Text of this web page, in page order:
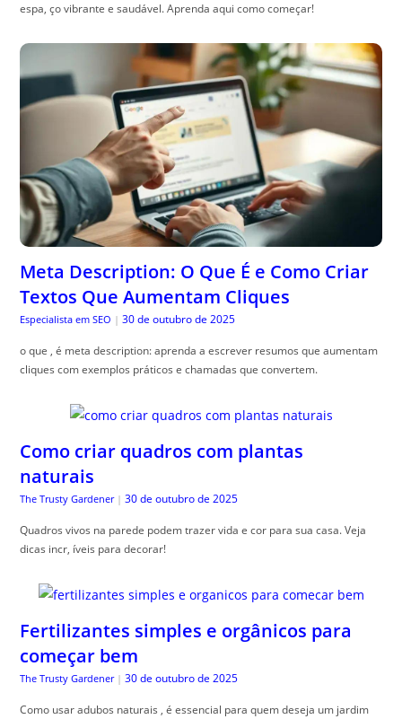
espa, ço vibrante e saudável. Aprenda aqui como começar!
Meta Description: O Que É e Como Criar
Textos Que Aumentam Cliques
Especialista em SEO | 30 de outubro de 2025
o que , é meta description: aprenda a escrever resumos que aumentam
cliques com exemplos práticos e chamadas que convertem.
Como criar quadros com plantas
naturais
The Trusty Gardener | 30 de outubro de 2025
Quadros vivos na parede podem trazer vida e cor para sua casa. Veja
dicas incr, íveis para decorar!
Fertilizantes simples e orgânicos para
começar bem
The Trusty Gardener | 30 de outubro de 2025
Como usar adubos naturais , é essencial para quem deseja um jardim